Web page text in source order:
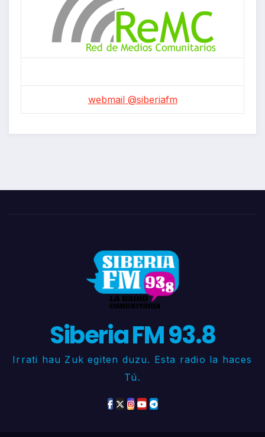
webmail @siberiafm
Siberia FM 93.8
Irrati hau Zuk egiten duzu. Esta radio la haces
Tú.